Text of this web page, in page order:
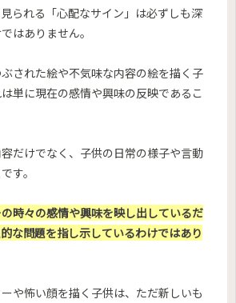
られる「心配なサイン」は必ずしも深
はありません。
された絵や不気味な内容の絵を描く子
単に現在の感情や興味の反映であるこ
だけでなく、子供の日常の様子や言動
す。
時々の感情や興味を映し出しているだ
な問題を指し示しているわけではあり
や怖い顔を描く子供は、ただ新しいも